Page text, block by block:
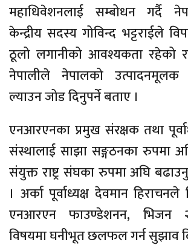
महाधिवेशनलाई सम्बोधन गर्दै
केन्द्रीय सदस्य गोविन्द भट्टराईले
ठूलो लगानीको आवश्यकता रहेको
नेपालीले नेपालको उत्पादनमूलक
ल्याउन जोड दिनुपर्ने बताए ।
एनआरएनका प्रमुख संरक्षक तथा
संस्थालाई साझा सङ्गठनका रुपमा
संयुक्त राष्ट्र संघका रुपमा अघि
। अर्का पूर्वाध्यक्ष देवमान
एनआरएन फाउण्डेशनन, भिजन
विषयमा घनीभूत छलफल गर्न सुझाव